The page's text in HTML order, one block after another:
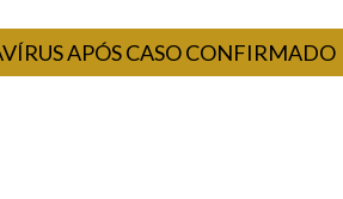
CASO CONFIRMADO